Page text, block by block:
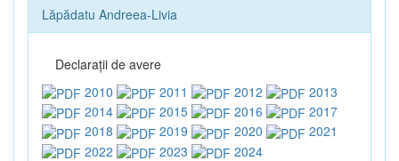
Lăpădatu Andreea-Livia
Declaraţii de avere
2010
2011 2012
2013
2014
2015 2016
2017
2018
2019 2020
2021
2022
2023
2024